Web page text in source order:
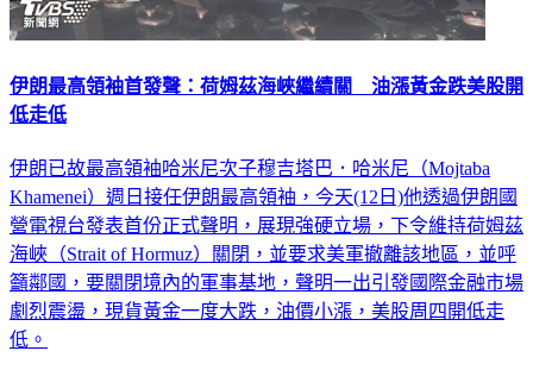
伊朗最高領袖首發聲：荷姆茲海峽繼續關 油漲黃金跌美股開
低走低
伊朗已故最高領袖哈米尼次子穆吉塔巴．哈米尼（Mojtaba
Khamenei）週日接任伊朗最高領袖，今天(12日)他透過伊朗國
營電視台發表首份正式聲明，展現強硬立場，下令維持荷姆茲
海峽（Strait of Hormuz）關閉，並要求美軍撤離該地區，並呼
籲鄰國，要關閉境內的軍事基地，聲明一出引發國際金融市場
劇烈震盪，現貨黃金一度大跌，油價小漲，美股周四開低走
低。